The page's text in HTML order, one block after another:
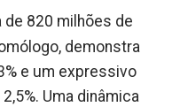
820 milhões de
demonstra
e um expressivo
Uma dinâmica